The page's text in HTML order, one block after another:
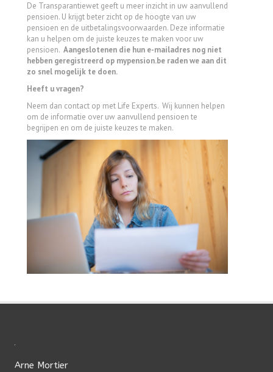
De Transparantiewet geeft u meer inzicht in uw aanvullend
pensioen. U krijgt beter zicht op de hoogte van uw
pensioen en de uitbetalingsvoorwaarden. Deze informatie
kan u helpen om de juiste keuzes te maken voor uw
pensioen. Aangeslotenen die hun e-mailadres nog niet
hebben geregistreerd op mypension.be raden we aan dit
zo snel mogelijk te doen.
Heeft u vragen?
Neem dan contact op met Life Experts. Wij kunnen helpen
om de informatie over uw aanvullend pensioen te
begrijpen en om de juiste keuzes te maken.
Arne Mortier